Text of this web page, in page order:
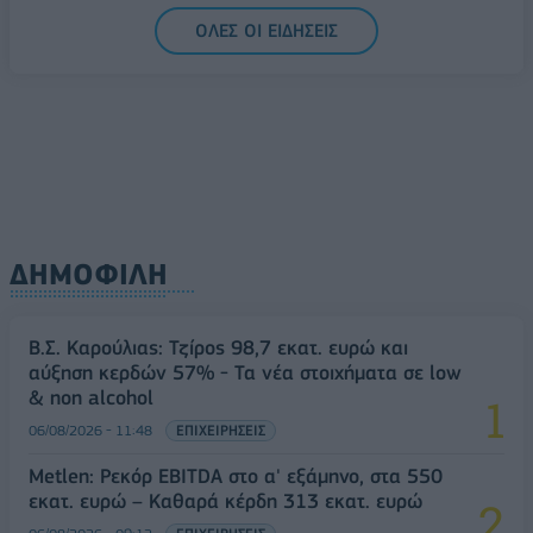
ΟΛΕΣ ΟΙ ΕΙΔΗΣΕΙΣ
ΔΗΜΟΦΙΛΗ
Β.Σ. Καρούλιας: Τζίρος 98,7 εκατ. ευρώ και
αύξηση κερδών 57% - Τα νέα στοιχήματα σε low
& non alcohol
06/08/2026 - 11:48 ΕΠΙΧΕΙΡΗΣΕΙΣ
Metlen: Ρεκόρ EBITDA στο α' εξάμηνο, στα 550
εκατ. ευρώ – Καθαρά κέρδη 313 εκατ. ευρώ